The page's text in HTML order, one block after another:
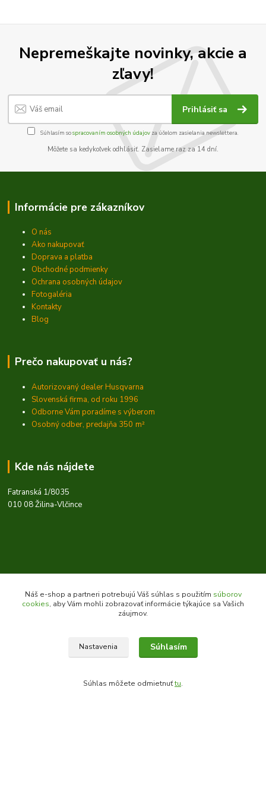
Nepremeškajte novinky, akcie a
zľavy!
Prihlásiť sa
Súhlasím sospracovaním osobných údajov za účelom zasielania newslettera.
Môžete sa kedykoľvek odhlásiť. Zasielame raz za 14 dní.
Informácie pre zákazníkov
O nás
Ako nakupovať
Doprava a platba
Obchodné podmienky
Ochrana osobných údajov
Fotogaléria
Kontakty
Blog
Prečo nakupovať u nás?
Autorizovaný dealer Husqvarna
Slovenská firma, od roku 1996
Odborne Vám poradíme s výberom
Osobný odber, predajňa 350 m²
Kde nás nájdete
Fatranská 1/8035
010 08 Žilina-Vlčince
Zákaznícka podpora daes.sk
Náš e-shop a partneri potrebujú Váš súhlas s použitím súborov
cookies, aby Vám mohli zobrazovať informácie týkajúce sa Vašich
záujmov.
Nastavenia Súhlasím
Súhlas môžete odmietnuťtu.